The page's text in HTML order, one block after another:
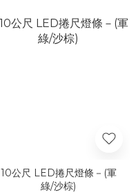
10公尺 LED捲尺燈條－(軍
綠/沙棕)